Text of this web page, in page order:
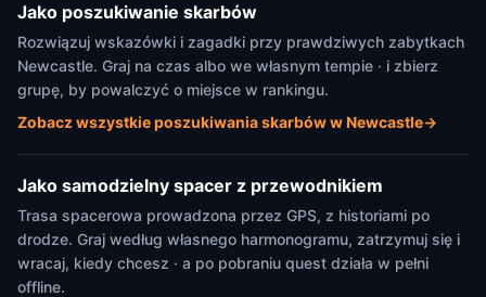
Jako poszukiwanie skarbów
Rozwiązuj wskazówki i zagadki przy prawdziwych zabytkach
Newcastle. Graj na czas albo we własnym tempie · i zbierz
grupę, by powalczyć o miejsce w rankingu.
Zobacz wszystkie poszukiwania skarbów w Newcastle→
Jako samodzielny spacer z przewodnikiem
Trasa spacerowa prowadzona przez GPS, z historiami po
drodze. Graj według własnego harmonogramu, zatrzymuj się i
wracaj, kiedy chcesz · a po pobraniu quest działa w pełni
offline.